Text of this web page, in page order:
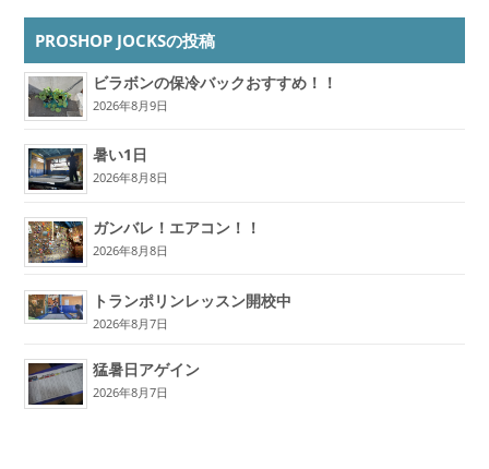
PROSHOP JOCKSの投稿
ビラボンの保冷バックおすすめ！！
2026年8月9日
暑い1日
2026年8月8日
ガンバレ！エアコン！！
2026年8月8日
トランポリンレッスン開校中
2026年8月7日
猛暑日アゲイン
2026年8月7日